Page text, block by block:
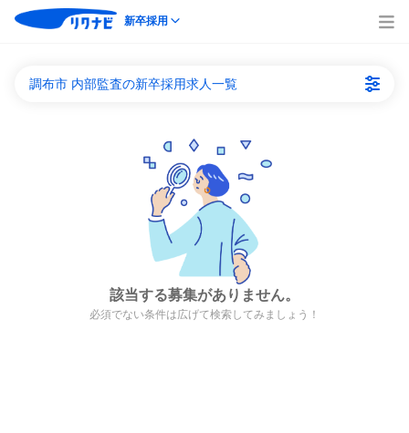
新卒採用
調布市 内部監査の新卒採用求人一覧
該当する募集がありません。
必須でない条件は広げて検索してみましょう！